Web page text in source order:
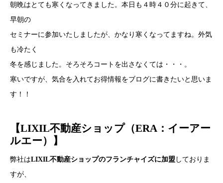
朝晩はとても寒くなってきました。本日も４時４０分に起きて、
早朝の
セミナーに参加いたしましたが、かなり寒くなってますね。外気
も冷たく
冬を感じました。そろそろコートを出さなくては・・・。
寒いですが、気合を入れてお得情報をブログに書きたいと思いま
す！！
【LIXIL不動産ショップ（ERA：イーアー
ルエー）】
弊社はLIXIL不動産ショップのフランチャイズに加盟 しておりま
すが、